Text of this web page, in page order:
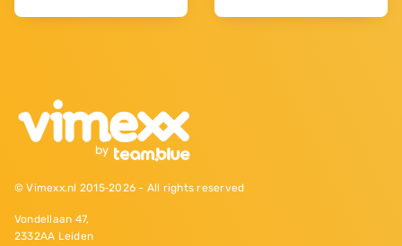
© Vimexx.nl 2015‐2026 - All rights reserved
Vondellaan 47,
2332AA Leiden